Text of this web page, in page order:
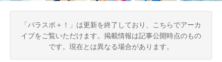
「パラスポ＋！」は更新を終了しており、こちらでアーカ
イブをご覧いただけます。 掲載情報は記事公開時点のもの
です。現在とは異なる場合があります。